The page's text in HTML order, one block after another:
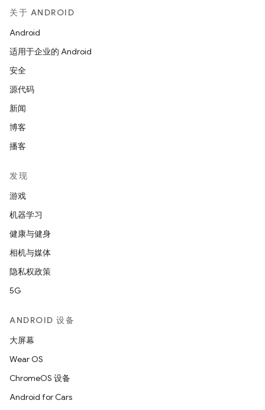
关于 ANDROID
Android
适用于企业的 Android
安全
源代码
新闻
博客
播客
发现
游戏
机器学习
健康与健身
相机与媒体
隐私权政策
5G
ANDROID 设备
大屏幕
Wear OS
ChromeOS 设备
Android for Cars